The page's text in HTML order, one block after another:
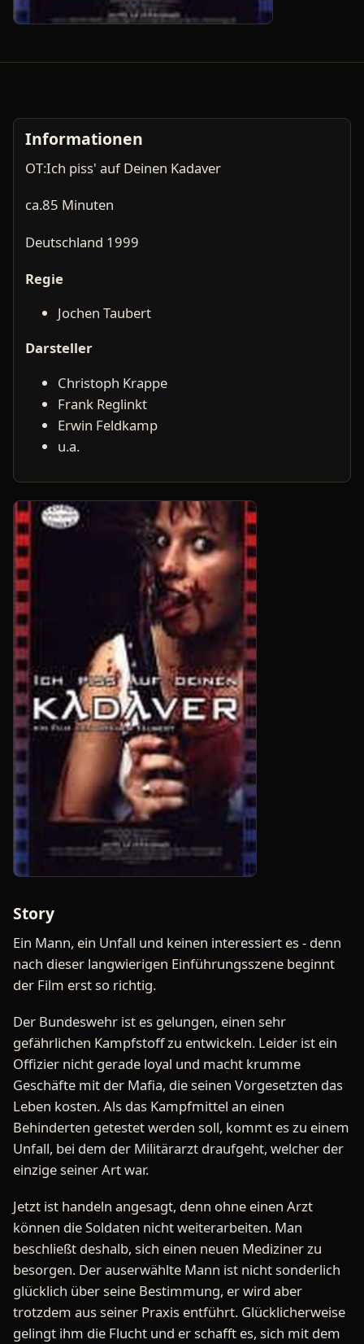
Informationen
OT:Ich piss' auf Deinen Kadaver
ca.85 Minuten
Deutschland 1999
Regie
Jochen Taubert
Darsteller
Christoph Krappe
Frank Reglinkt
Erwin Feldkamp
u.a.
Story
Ein Mann, ein Unfall und keinen interessiert es - denn
nach dieser langwierigen Einführungsszene beginnt
der Film erst so richtig.
Der Bundeswehr ist es gelungen, einen sehr
gefährlichen Kampfstoff zu entwickeln. Leider ist ein
Offizier nicht gerade loyal und macht krumme
Geschäfte mit der Mafia, die seinen Vorgesetzten das
Leben kosten. Als das Kampfmittel an einen
Behinderten getestet werden soll, kommt es zu einem
Unfall, bei dem der Militärarzt draufgeht, welcher der
einzige seiner Art war.
Jetzt ist handeln angesagt, denn ohne einen Arzt
können die Soldaten nicht weiterarbeiten. Man
beschließt deshalb, sich einen neuen Mediziner zu
besorgen. Der auserwählte Mann ist nicht sonderlich
glücklich über seine Bestimmung, er wird aber
trotzdem aus seiner Praxis entführt. Glücklicherweise
gelingt ihm die Flucht und er schafft es, sich mit dem